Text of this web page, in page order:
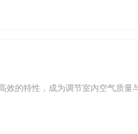
的特性，成为调节室内空气质